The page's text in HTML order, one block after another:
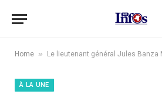
Home » Le lieutenant général Jules Banza Mwilambwe
À LA UNE